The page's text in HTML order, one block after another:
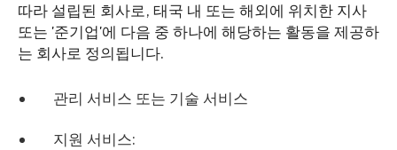
따라 설립된 회사로, 태국 내 또는 해외에 위치한 지사
또는 '준기업'에 다음 중 하나에 해당하는 활동을 제공하
는 회사로 정의됩니다.
관리 서비스 또는 기술 서비스
지원 서비스: